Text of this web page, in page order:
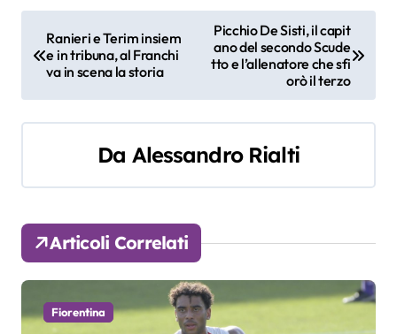
a
v
i
i
o
Ranieri e Terim insiem
e in tribuna, al Franchi
va in scena la storia
Picchio De Sisti, il capit
ano del secondo Scude
tto e l’allenatore che sfi
orò il terzo
Da Alessandro Rialti
Articoli Correlati
Fiorentina